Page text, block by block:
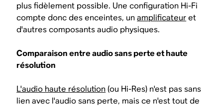
plus fidèlement possible. Une configuration Hi-Fi
compte donc des enceintes, unamplificateuret
d'autres composants audio physiques.
Comparaison entre audio sans perte et haute
résolution
L'audio haute résolution(ou Hi-Res) n'est pas sans
lien avec l'audio sans perte, mais ce n'est tout de